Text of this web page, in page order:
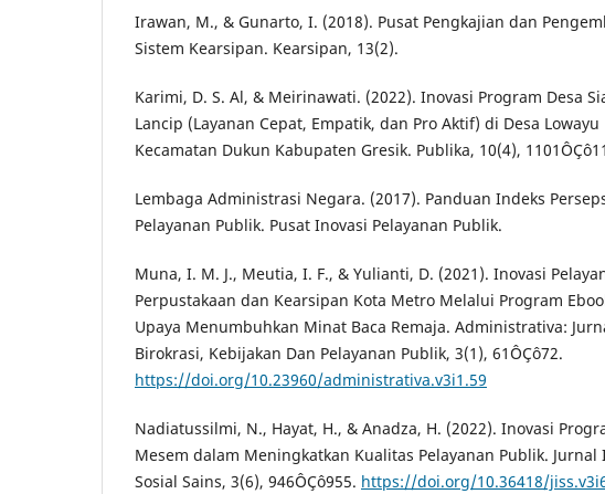
Irawan, M., & Gunarto, I. (2018). Pusat Pengkajian dan
Sistem Kearsipan. Kearsipan, 13(2).
Karimi, D. S. Al, & Meirinawati. (2022). Inovasi Program Desa
Lancip (Layanan Cepat, Empatik, dan Pro Aktif) di Desa Lowayu
Kecamatan Dukun Kabupaten Gresik. Publika, 10(4),
Lembaga Administrasi Negara. (2017). Panduan Indeks
Pelayanan Publik. Pusat Inovasi Pelayanan Publik.
Muna, I. M. J., Meutia, I. F., & Yulianti, D. (2021). Inovasi
Perpustakaan dan Kearsipan Kota Metro Melalui Program
Upaya Menumbuhkan Minat Baca Remaja. Administrativa:
Birokrasi, Kebijakan Dan Pelayanan Publik, 3(1), 61ÔÇô72.
https://doi.org/10.23960/administrativa.v3i1.59
Nadiatussilmi, N., Hayat, H., & Anadza, H. (2022). Inovasi
Mesem dalam Meningkatkan Kualitas Pelayanan Publik. Jurnal
Sosial Sains, 3(6), 946ÔÇô955. https://doi.org/10.36418/